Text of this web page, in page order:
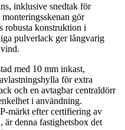
inklusive snedtak för
gör
robusta konstruktion i
pulverlack ger långvarig
med 10 mm inkast,
för extra
och en avtagbar centraldörr
i användning.
märkt efter certifiering av
denna fastighetsbox det